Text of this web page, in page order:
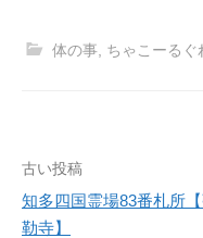
体の事 ちゃこーるぐ
投
稿
古い投稿
知多四国霊場83番札所
勒寺】